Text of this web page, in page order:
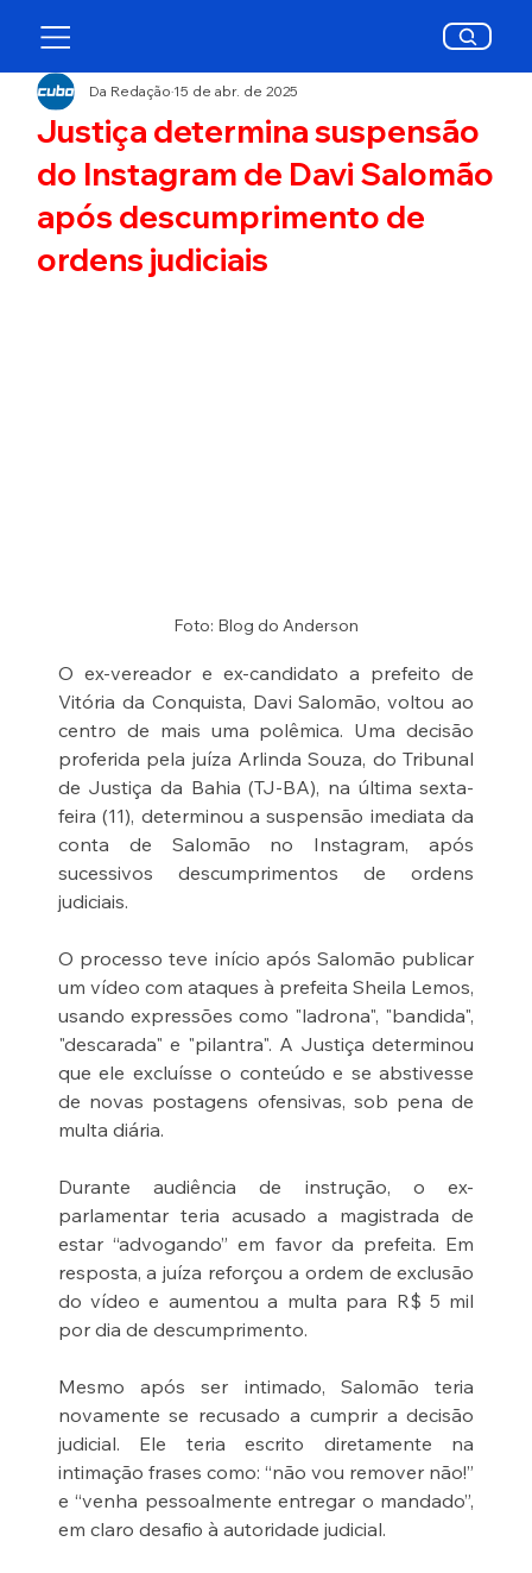
Justiça determina suspensão
do Instagram de Davi Salomão
após descumprimento de
ordens judiciais
Da Redação15 de abr. de 2025
Foto: Blog do Anderson
O ex-vereador e ex-candidato a prefeito de
Vitória da Conquista, Davi Salomão, voltou ao
centro de mais uma polêmica. Uma decisão
proferida pela juíza Arlinda Souza, do Tribunal
de Justiça da Bahia (TJ-BA), na última sexta-
feira (11), determinou a suspensão imediata da
conta de Salomão no Instagram, após
sucessivos descumprimentos de ordens
judiciais.
O processo teve início após Salomão publicar
um vídeo com ataques à prefeita Sheila Lemos,
usando expressões como "ladrona", "bandida",
"descarada" e "pilantra". A Justiça determinou
que ele excluísse o conteúdo e se abstivesse
de novas postagens ofensivas, sob pena de
multa diária.
Durante audiência de instrução, o ex-
parlamentar teria acusado a magistrada de
estar “advogando” em favor da prefeita. Em
resposta, a juíza reforçou a ordem de exclusão
do vídeo e aumentou a multa para R$ 5 mil
por dia de descumprimento.
Mesmo após ser intimado, Salomão teria
novamente se recusado a cumprir a decisão
judicial. Ele teria escrito diretamente na
intimação frases como: “não vou remover não!”
e “venha pessoalmente entregar o mandado”,
em claro desafio à autoridade judicial.